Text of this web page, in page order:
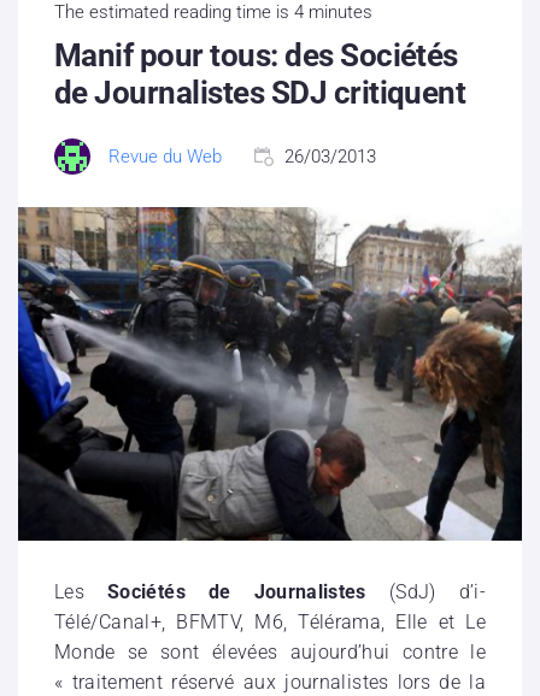
Boutique
Partenaires
Contacts
Hébergement solidaire
The estimated reading time is 4 minutes
Manif pour tous: des Sociétés
de Journalistes SDJ critiquent
Revue du Web 26/03/2013
LesSociétés de Journalistes (SdJ) d’i-
Télé/Canal+, BFMTV, M6, Télérama, Elle et Le
Monde se sont élevées aujourd’hui contre le
« traitement réservé aux journalistes lors de la